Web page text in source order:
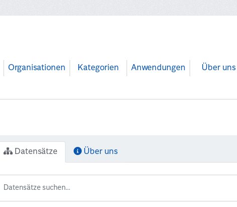
Organisationen Kategorien Anwendungen Über uns
Datensätze Über uns